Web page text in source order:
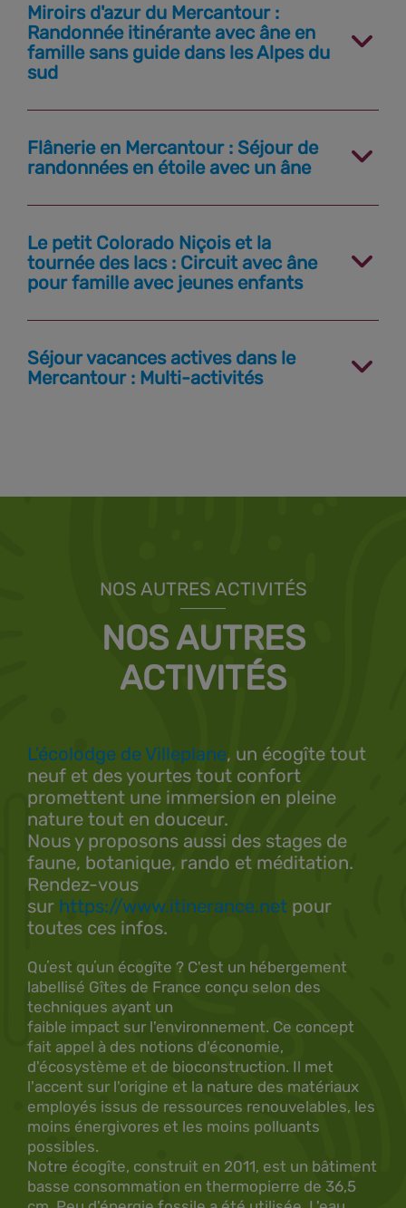
Miroirs d'azur du Mercantour :
Randonnée itinérante avec âne en
famille sans guide dans les Alpes du
sud
Flânerie en Mercantour : Séjour de
randonnées en étoile avec un âne
Le petit Colorado Niçois et la
tournée des lacs : Circuit avec âne
pour famille avec jeunes enfants
Séjour vacances actives dans le
Mercantour : Multi-activités
NOS AUTRES ACTIVITÉS
NOS AUTRES
ACTIVITÉS
L'écolodge de Villeplane, un écogîte tout
neuf et des yourtes tout confort
promettent une immersion en pleine
nature tout en douceur.
Nous y proposons aussi des stages de
faune, botanique, rando et méditation.
Rendez-vous
sur https://www.itinerance.net pour
toutes ces infos.
Quʼest quʼun écogîte ? C'est un hébergement
labellisé Gîtes de France conçu selon des
techniques ayant un
faible impact sur l'environnement. Ce concept
fait appel à des notions d'économie,
d'écosystème et de bioconstruction. Il met
l'accent sur l'origine et la nature des matériaux
employés issus de ressources renouvelables, les
moins énergivores et les moins polluants
possibles.
Notre écogîte, construit en 2011, est un bâtiment
basse consommation en thermopierre de 36,5